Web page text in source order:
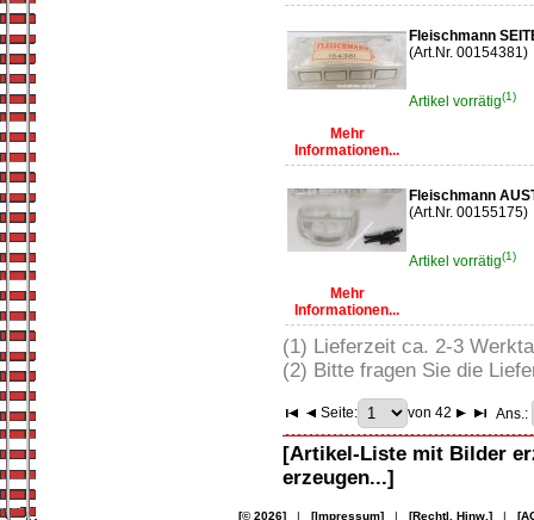
Mehr
Informationen...
Fleischmann
(Art.Nr. 00154381)
Artikel vorrätig(1)
Mehr
Informationen...
Fleischmann
(Art.Nr. 00155175)
Artikel vorrätig(1)
(1) Lieferzeit ca. 2-3
(2) Bitte fragen Sie die
Seite: von 42 Ans.:
[Artikel-Liste mit Bilder
erzeugen...]
[© 2026]| [Impressum]| [Rechtl. Hinw.]|